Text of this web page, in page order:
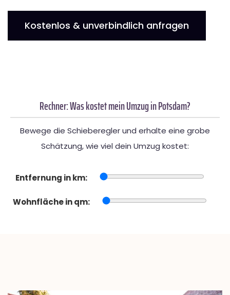
Kostenlos & unverbindlich anfragen
Rechner: Was kostet mein Umzug in Potsdam?
Bewege die Schieberegler und erhalte eine grobe
Schätzung, wie viel dein Umzug kostet:
Entfernung in km:
Wohnfläche in qm: